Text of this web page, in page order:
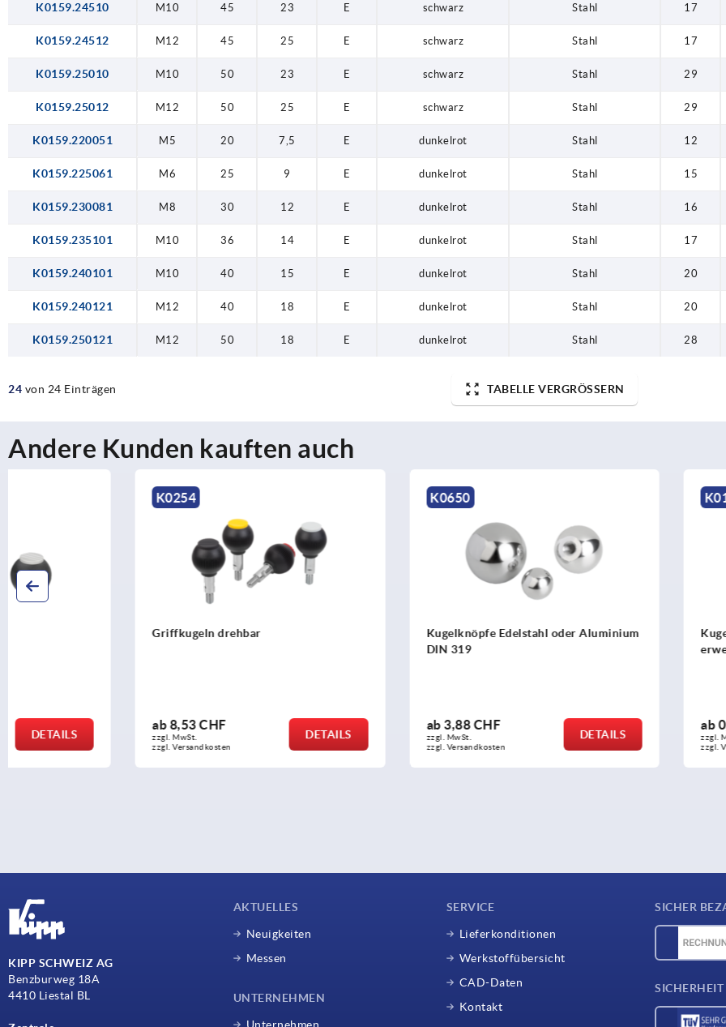
K0159.24510 M10 45 23 E schwarz Stahl 17
K0159.24512 M12 45 25 E schwarz Stahl 17
K0159.25010 M10 50 23 E schwarz Stahl 29
K0159.25012 M12 50 25 E schwarz Stahl 29
K0159.220051 M5 20 7,5 E dunkelrot Stahl 12
K0159.225061 M6 25 9 E dunkelrot Stahl 15
K0159.230081 M8 30 12 E dunkelrot Stahl 16
K0159.235101 M10 36 14 E dunkelrot Stahl 17
K0159.240101 M10 40 15 E dunkelrot Stahl 20
K0159.240121 M12 40 18 E dunkelrot Stahl 20
K0159.250121 M12 50 18 E dunkelrot Stahl 28
24 von 24 Einträgen TABELLE VERGRÖSSERN
Andere Kunden kauften auch
8,53 CHF
zzgl. MwSt.
zzgl. Versandkosten
DETAILS
Kugelknöpfe Edelstahl oder Aluminium
3,88 CHF
zzgl. MwSt.
zzgl. Versandkosten
DETAILS
Kugelknöpfe Thermoplast
0,48 CHF
zzgl. MwSt.
zzgl. Versandkosten
KIPP SCHWEIZ AG
Benzburweg 18A
4410 Liestal BL
AKTUELLES
Neuigkeiten
Messen
UNTERNEHMEN
Unternehmen
SERVICE
Lieferkonditionen
Werkstoffübersicht
CAD-Daten
Kontakt
SICHER